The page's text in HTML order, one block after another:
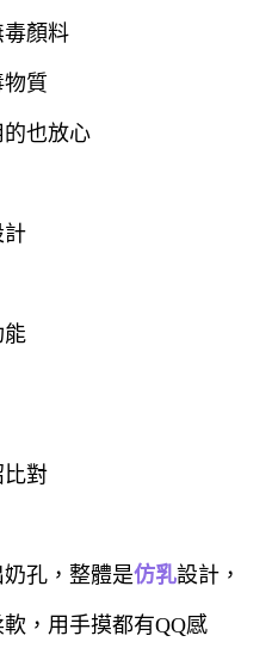
顏料
質
也放心
計
能
比對
孔，整體是仿乳設計，
，用手摸都有QQ感